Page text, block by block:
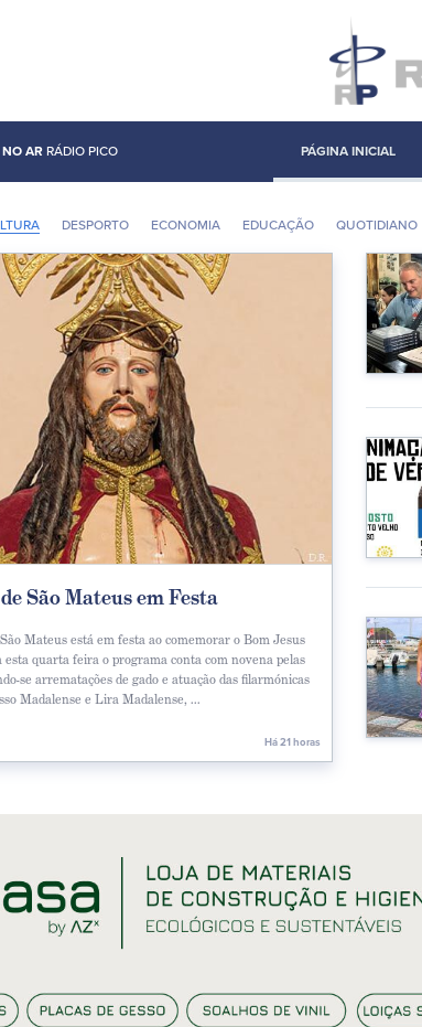
NO AR RÁDIO PICO PÁGINA INICIAL
DESPORTO ECONOMIA EDUCAÇÃO QUOTIDIANO
São Mateus em Festa
Mateus está em festa ao comemorar o Bom Jesus
quarta feira o programa conta com novena pelas
se arrematações de gado e atuação das filarmónicas
Madalense e Lira Madalense, ...
Há 21 horas